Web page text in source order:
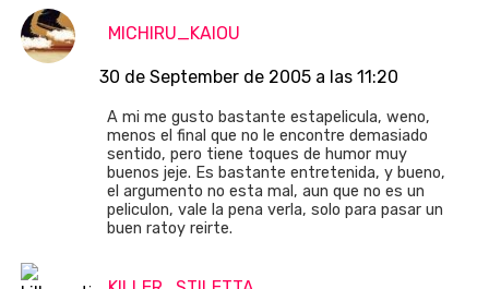
MICHIRU_KAIOU
30 de September de 2005 a las 11:20
A mi me gusto bastante estapelicula, weno,
menos el final que no le encontre demasiado
sentido, pero tiene toques de humor muy
buenos jeje. Es bastante entretenida, y bueno,
el argumento no esta mal, aun que no es un
peliculon, vale la pena verla, solo para pasar un
buen ratoy reirte.